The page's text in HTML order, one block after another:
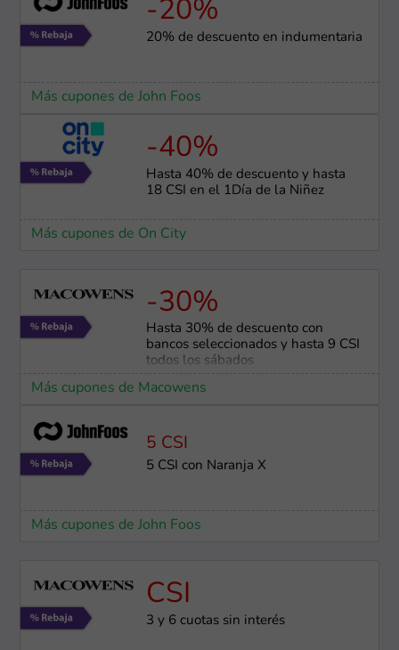
-20%
20% de descuento en indumentaria
Más cupones de John Foos
-40%
Hasta 40% de descuento y hasta
18 CSI en el 1Día de la Niñez
Más cupones de On City
-30%
Hasta 30% de descuento con
bancos seleccionados y hasta 9 CSI
todos los sábados
Más cupones de Macowens
5 CSI
5 CSI con Naranja X
Más cupones de John Foos
CSI
3 y 6 cuotas sin interés